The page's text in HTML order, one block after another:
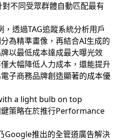
對不同受眾群體自動匹配最有
透過TAG追蹤系統分析用戶
為精準畫像，再結合AI生成的
以最低成本達成最大曝光效
大幅降低人力成本，還能提升
電子商務品牌創造顯著的成本優
策略在於推行Performance
推出的全管道廣告解決